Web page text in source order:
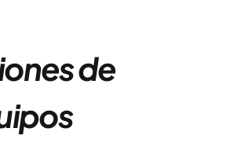
de